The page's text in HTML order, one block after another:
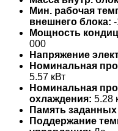
Мин. рабочая
внешнего блока:
Мощность
000
Напряжение
Номинальная
5.57 кВт
Номинальная
охлаждения: 5.28
Память
Поддержание